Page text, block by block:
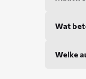
Wat
Welke